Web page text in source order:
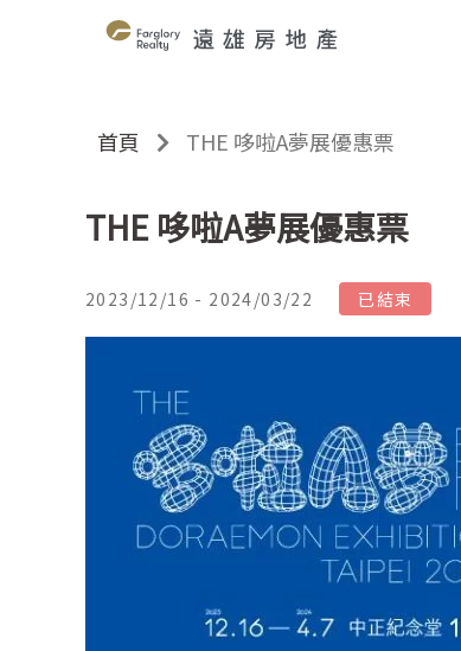
首頁 THE 哆啦A夢展優惠票
THE 哆啦A夢展優惠票
2023/12/16 - 2024/03/22 已結束